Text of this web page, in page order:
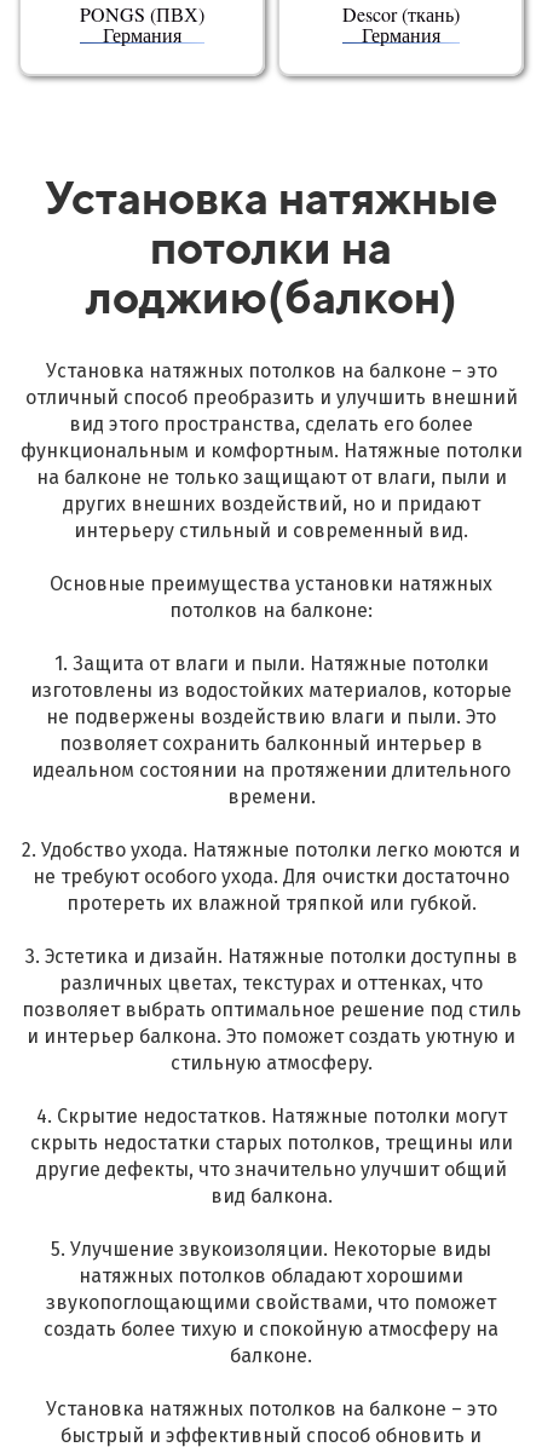
PONGS (ПВХ)
Германия
Descor (ткань)
Германия
Установка натяжные
потолки на
лоджию(балкон)
Установка натяжных потолков на балконе – это
отличный способ преобразить и улучшить внешний
вид этого пространства, сделать его более
функциональным и комфортным. Натяжные потолки
на балконе не только защищают от влаги, пыли и
других внешних воздействий, но и придают
интерьеру стильный и современный вид.
Основные преимущества установки натяжных
потолков на балконе:
1. Защита от влаги и пыли. Натяжные потолки
изготовлены из водостойких материалов, которые
не подвержены воздействию влаги и пыли. Это
позволяет сохранить балконный интерьер в
идеальном состоянии на протяжении длительного
времени.
2. Удобство ухода. Натяжные потолки легко моются и
не требуют особого ухода. Для очистки достаточно
протереть их влажной тряпкой или губкой.
3. Эстетика и дизайн. Натяжные потолки доступны в
различных цветах, текстурах и оттенках, что
позволяет выбрать оптимальное решение под стиль
и интерьер балкона. Это поможет создать уютную и
стильную атмосферу.
4. Скрытие недостатков. Натяжные потолки могут
скрыть недостатки старых потолков, трещины или
другие дефекты, что значительно улучшит общий
вид балкона.
5. Улучшение звукоизоляции. Некоторые виды
натяжных потолков обладают хорошими
звукопоглощающими свойствами, что поможет
создать более тихую и спокойную атмосферу на
балконе.
Установка натяжных потолков на балконе – это
быстрый и эффективный способ обновить и